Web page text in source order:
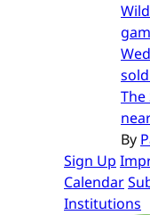
The
By
Sign Up
Calendar
Institutions